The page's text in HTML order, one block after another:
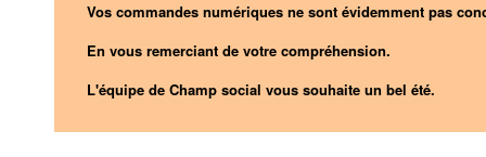
Vos commandes numériques ne sont évidemment pas
En vous remerciant de votre compréhension.
L'équipe de Champ social vous souhaite un bel été.